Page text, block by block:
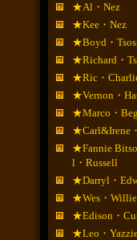
★Al・Nez
★Kee・Nez
★Boyd・
★Richard・
★Ric・
★Vernon・
★Marco・
★Carl&Irene
★Fannie
l・Russell
★Darryl・
★Wes・Willie
★Edison・
★Leo・